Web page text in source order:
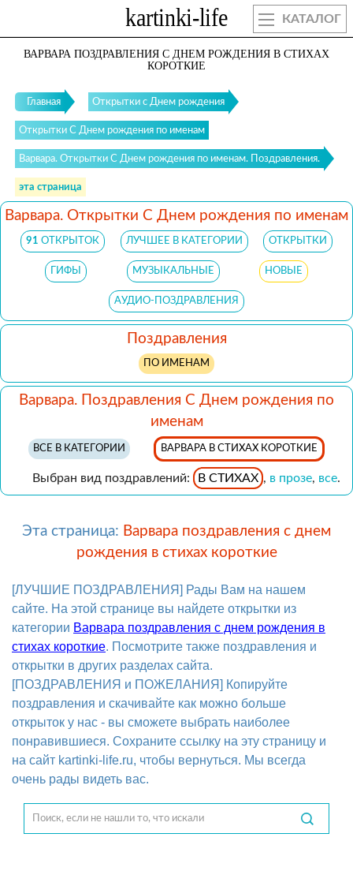
КАТАЛОГ
ВАРВАРА ПОЗДРАВЛЕНИЯ С ДНЕМ РОЖДЕНИЯ В СТИХАХ
КОРОТКИЕ
Главная Открытки с Днем рождения
Открытки С Днем рождения по именам
Варвара. Открытки С Днем рождения по именам. Поздравления.
эта страница
Варвара. Открытки С Днем рождения по именам
91 ОТКРЫТОК ЛУЧШЕЕ В КАТЕГОРИИ ОТКРЫТКИ
ГИФЫ МУЗЫКАЛЬНЫЕ НОВЫЕ
АУДИО-ПОЗДРАВЛЕНИЯ
Поздравления
ПО ИМЕНАМ
Варвара. Поздравления С Днем рождения по
именам
ВСЕ В КАТЕГОРИИ ВАРВАРА В СТИХАХ КОРОТКИЕ
Выбран вид поздравлений: В СТИХАХ , в прозе, все.
Эта страница: Варвара поздравления с днем
рождения в стихах короткие
[ЛУЧШИЕ ПОЗДРАВЛЕНИЯ] Рады Вам на нашем
сайте. На этой странице вы найдете открытки из
категории Варвара поздравления с днем рождения в
стихах короткие. Посмотрите также поздравления и
открытки в других разделах сайта.
[ПОЗДРАВЛЕНИЯ и ПОЖЕЛАНИЯ] Копируйте
поздравления и скачивайте как можно больше
открыток у нас - вы сможете выбрать наиболее
понравившиеся. Сохраните ссылку на эту страницу и
на сайт kartinki-life.ru, чтобы вернуться. Мы всегда
очень рады видеть вас.